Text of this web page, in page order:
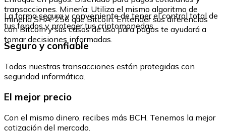
transacciones. Minería: Utiliza el mismo algoritmo de
minería SHA-256 que Bitcoin. Entender sus diferencias
con Bitcoin y sus casos de uso para pagos te ayudará a
tomar decisiones informadas.
La forma segura y conveniente de tener el control total de
tus fondos y proteger tus criptomonedas.
Seguro y confiable
Todas nuestras transacciones están protegidas con
seguridad informática.
El mejor precio
Con el mismo dinero, recibes más BCH. Tenemos la mejor
cotización del mercado.